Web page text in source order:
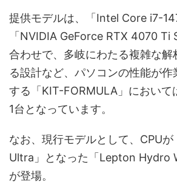
提供モデルは、「Intel Core i7-
「NVIDIA GeForce RTX 4070 Ti
合わせで、多岐にわたる複雑な解
る設計など、パソコンの性能が
する「KIT-FORMULA」において
1台となっています。
なお、現行モデルとして、CPU
Ultra」となった「Lepton Hydro
が登場。